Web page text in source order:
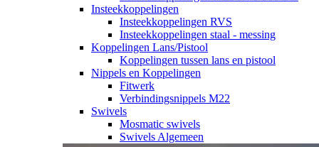
Insteekkoppelingen
Insteekkoppelingen RVS
Insteekkoppelingen staal - messing
Koppelingen Lans/Pistool
Koppelingen tussen lans en pistool
Nippels en Koppelingen
Fitwerk
Verbindingsnippels M22
Swivels
Mosmatic swivels
Swivels Algemeen